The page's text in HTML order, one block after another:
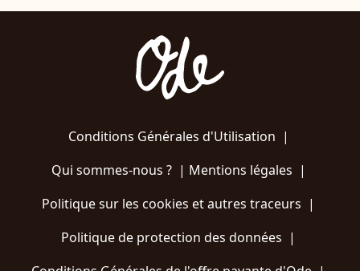
Conditions Générales d'Utilisation |
Qui sommes-nous ?| Mentions légales |
Politique sur les cookies et autres traceurs |
Politique de protection des données |